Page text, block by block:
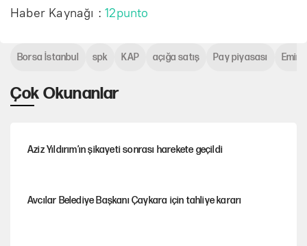
Haber Kaynağı :12punto
Çok Okunanlar
Aziz Yıldırım’ın şikayeti sonrası harekete geçildi
Avcılar Belediye Başkanı Çaykara için tahliye kararı
Borsa İstanbul spk KAP açığa satış Pay piyasası Emir